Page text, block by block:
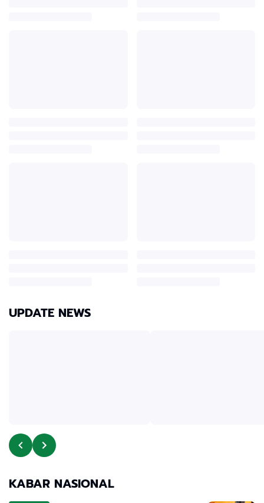
UPDATE NEWS
KABAR NASIONAL